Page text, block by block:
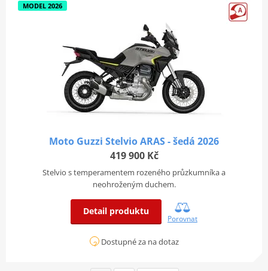
MODEL 2026
Moto Guzzi Stelvio ARAS - šedá 2026
419 900 Kč
Stelvio s temperamentem rozeného průzkumníka a
neohroženým duchem.
Detail produktu
Porovnat
Dostupné za na dotaz